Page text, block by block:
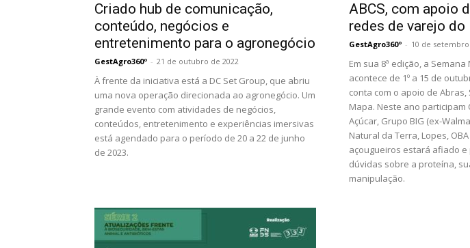
Criado hub de comunicação,
conteúdo, negócios e
entretenimento para o agronegócio
GestAgro360º - 21 de outubro de 2022
À frente da iniciativa está a DC Set Group, que abriu
uma nova operação direcionada ao agronegócio. Um
grande evento com atividades de negócios,
conteúdos, entretenimento e experiências imersivas
está agendado para o período de 20 a 22 de junho
de 2023.
ABCS, com apoio
redes de varejo do
GestAgro360º - 10 de setembro
Em sua 8ª edição, a
acontece de 1º a 15 de
conta com o apoio de
Mapa. Neste ano participam
Açúcar, Grupo BIG (ex-
Natural da Terra, Lopes,
açougueiros estará afiado
dúvidas sobre a proteína,
manipulação.